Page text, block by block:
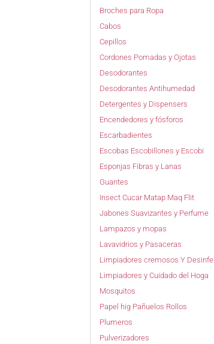
Broches para Ropa
Cabos
Cepillos
Cordones Pomadas y Ojotas
Desodorantes
Desodorantes Antihumedad
Detergentes y Dispensers
Encendedores y fósforos
Escarbadientes
Escobas Escobillones y Escobi
Esponjas Fibras y Lanas
Guantes
Insect Cucar Matap Maq Flit
Jabones Suavizantes y Perfume
Lampazos y mopas
Lavavidrios y Pasaceras
Limpiadores cremosos Y Desinfe
Limpiadores y Cuidado del Hoga
Mosquitos
Papel hig Pañuelos Rollos
Plumeros
Pulverizadores